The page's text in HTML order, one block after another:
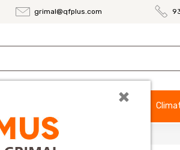
×
grimal@qfplus.com